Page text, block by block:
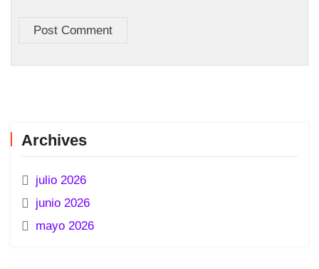
Post Comment
Archives
julio 2026
junio 2026
mayo 2026